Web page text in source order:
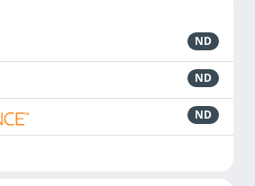
ND
ND
ND